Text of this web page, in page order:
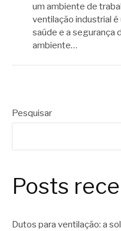
um ambiente de
ventilação industrial é
saúde e a segurança
ambiente…
Pesquisar
Posts
Dutos para ventilação: a